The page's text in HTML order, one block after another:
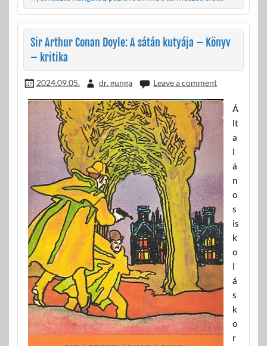
o
o
k
e
g
Sir Arthur Conan Doyle: A sátán kutyája – Könyv
– kritika
2024.09.05. dr. gunga Leave a comment
Á
lt
a
l
á
n
o
s
is
k
o
l
á
s
k
o
r